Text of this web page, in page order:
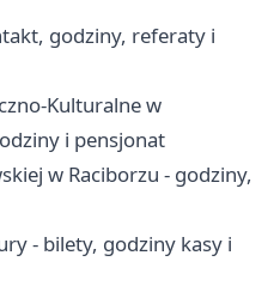
godziny, referaty i
Kulturalne w
i pensjonat
w Raciborzu - godziny,
- bilety, godziny kasy i